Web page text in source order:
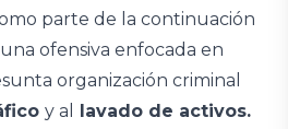
parte de la continuación
ofensiva enfocada en
organización criminal
y al
lavado de activos.